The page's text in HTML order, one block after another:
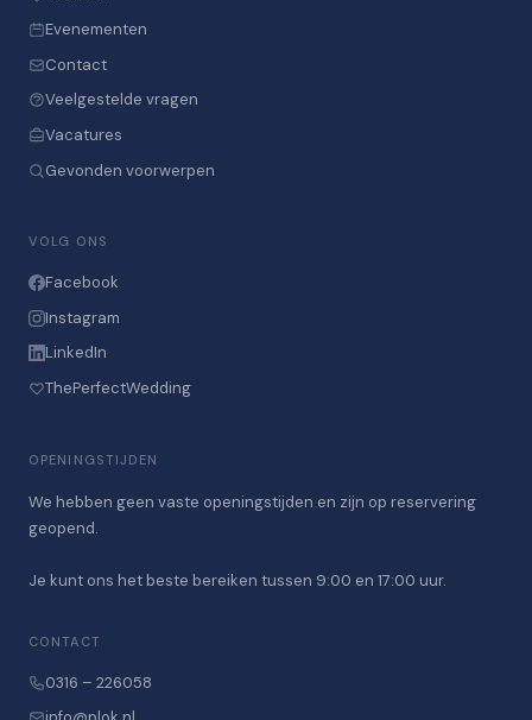
Evenementen
Contact
Veelgestelde vragen
Vacatures
Gevonden voorwerpen
VOLG ONS
Facebook
Instagram
LinkedIn
ThePerfectWedding
OPENINGSTIJDEN
We hebben geen vaste openingstijden en zijn op reservering
geopend.
Je kunt ons het beste bereiken tussen 9:00 en 17:00 uur.
CONTACT
0316 – 226058